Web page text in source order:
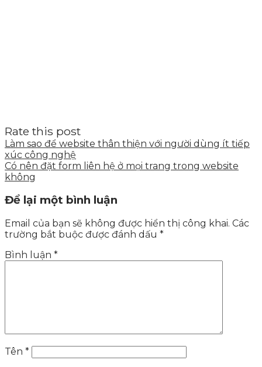
Rate this post
Làm sao để website thân thiện với người dùng ít tiếp
xúc công nghệ
Có nên đặt form liên hệ ở mọi trang trong website
không
Để lại một bình luận
Email của bạn sẽ không được hiển thị công khai. Các
trường bắt buộc được đánh dấu *
Bình luận *
Tên *